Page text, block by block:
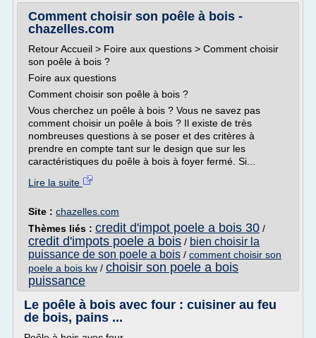
Comment choisir son poêle à bois -
chazelles.com
Retour Accueil > Foire aux questions > Comment choisir
son poêle à bois ?
Foire aux questions
Comment choisir son poêle à bois ?
Vous cherchez un poêle à bois ? Vous ne savez pas
comment choisir un poêle à bois ? Il existe de très
nombreuses questions à se poser et des critères à
prendre en compte tant sur le design que sur les
caractéristiques du poêle à bois à foyer fermé. Si...
Lire la suite
Site : chazelles.com
Thèmes liés : credit d'impot poele a bois 30 /
credit d'impots poele a bois / bien choisir la
puissance de son poele a bois / comment choisir son
poele a bois kw / choisir son poele a bois
puissance
Le poêle à bois avec four : cuisiner au feu
de bois, pains ...